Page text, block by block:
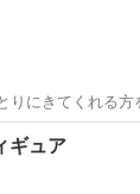
りにきてくれる方
す。 新品二個
テレビゲーム
ギュア